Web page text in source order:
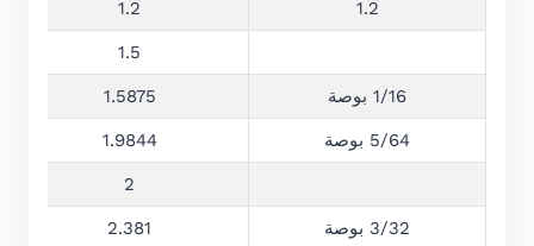
1.2
1.2
1.5
1/16 بوصة 1.5875
5/64 بوصة 1.9844
2
3/32 بوصة 2.381